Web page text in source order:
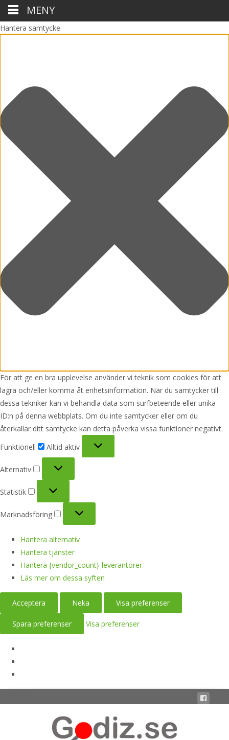
Hantera samtycke
För att ge en bra upplevelse använder vi teknik som cookies för att
lagra och/eller komma åt enhetsinformation. När du samtycker till
dessa tekniker kan vi behandla data som surfbeteende eller unika
ID:n på denna webbplats. Om du inte samtycker eller om du
återkallar ditt samtycke kan detta påverka vissa funktioner negativt.
Funktionell
Alltid aktiv
Alternativ
Statistik
Marknadsföring
Hantera alternativ
Hantera tjänster
Hantera {vendor_count}-leverantörer
Läs mer om dessa syften
Acceptera Neka Visa preferenser
Spara preferenser Visa preferenser
MENY